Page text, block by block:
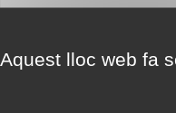
Aquest lloc web fa